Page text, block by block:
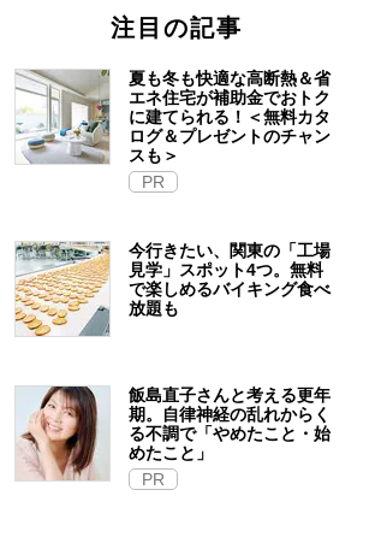
注目の記事
夏も冬も快適な高断熱＆省
エネ住宅が補助金でおトク
に建てられる！＜無料カタ
ログ＆プレゼントのチャン
スも＞
PR
今行きたい、関東の「工場
見学」スポット4つ。無料
で楽しめるバイキング食べ
放題も
飯島直子さんと考える更年
期。自律神経の乱れからく
る不調で「やめたこと・始
めたこと」
PR